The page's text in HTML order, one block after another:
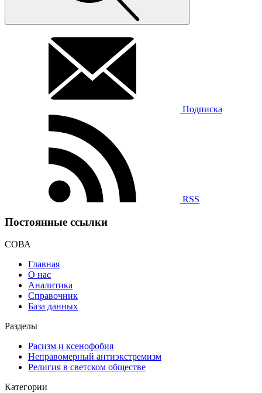
Подписка
RSS
Постоянные ссылки
СОВА
Главная
О нас
Аналитика
Справочник
База данных
Разделы
Расизм и ксенофобия
Неправомерный антиэкстремизм
Религия в светском обществе
Категории